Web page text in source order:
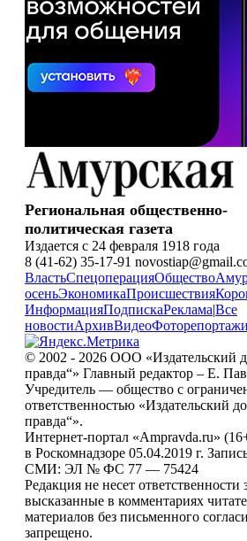
Региональная общественно-
политическая газета
Издается с 24 февраля 1918 года
8 (41-62) 35-17-91
ВластьСпецоперацияОбщество
осеньЭкономикаПроисшествия
ИнформацияПодпискаРеклама|Все
новостиАрхивВидеоФоторепортажи
© 2002 - 2026 ООО «Издательский
правда“» Главный редактор – Е.
Учредитель — общество с
ответственностью «Издательский
правда“».
Интернет-портал «Ampravda.ru»
в Роскомнадзоре 05.04.2019 г.
СМИ: ЭЛ № ФС 77 — 75424
Редакция не несет ответственности
высказанные в комментариях
материалов без письменного
запрещено.